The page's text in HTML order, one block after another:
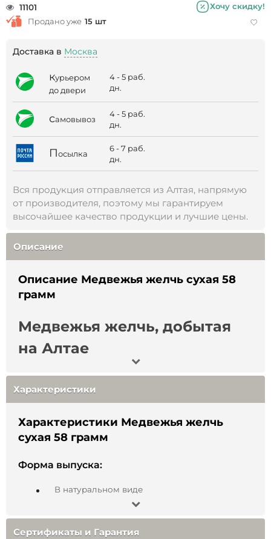
11101
Хочу скидку!
Продано уже 15 шт
Доставка в Москва
курьером
до двери
4 - 5 раб.
дн.
самовывоз
4 - 5 раб.
дн.
Посылка
6 - 7 раб.
дн.
Вся продукция отправляется из Алтая, напрямую
от производителя, поэтому мы гарантируем
высочайшее качество продукции и лучшие цены.
Описание
Описание Медвежья желчь сухая 58
грамм
Медвежья желчь, добытая
на Алтае
Только у здорового животного, питающегося
Характеристики
Характеристики Медвежья желчь
сухая 58 грамм
Форма выпуска:
В натуральном виде
Сертификаты и Гарантия